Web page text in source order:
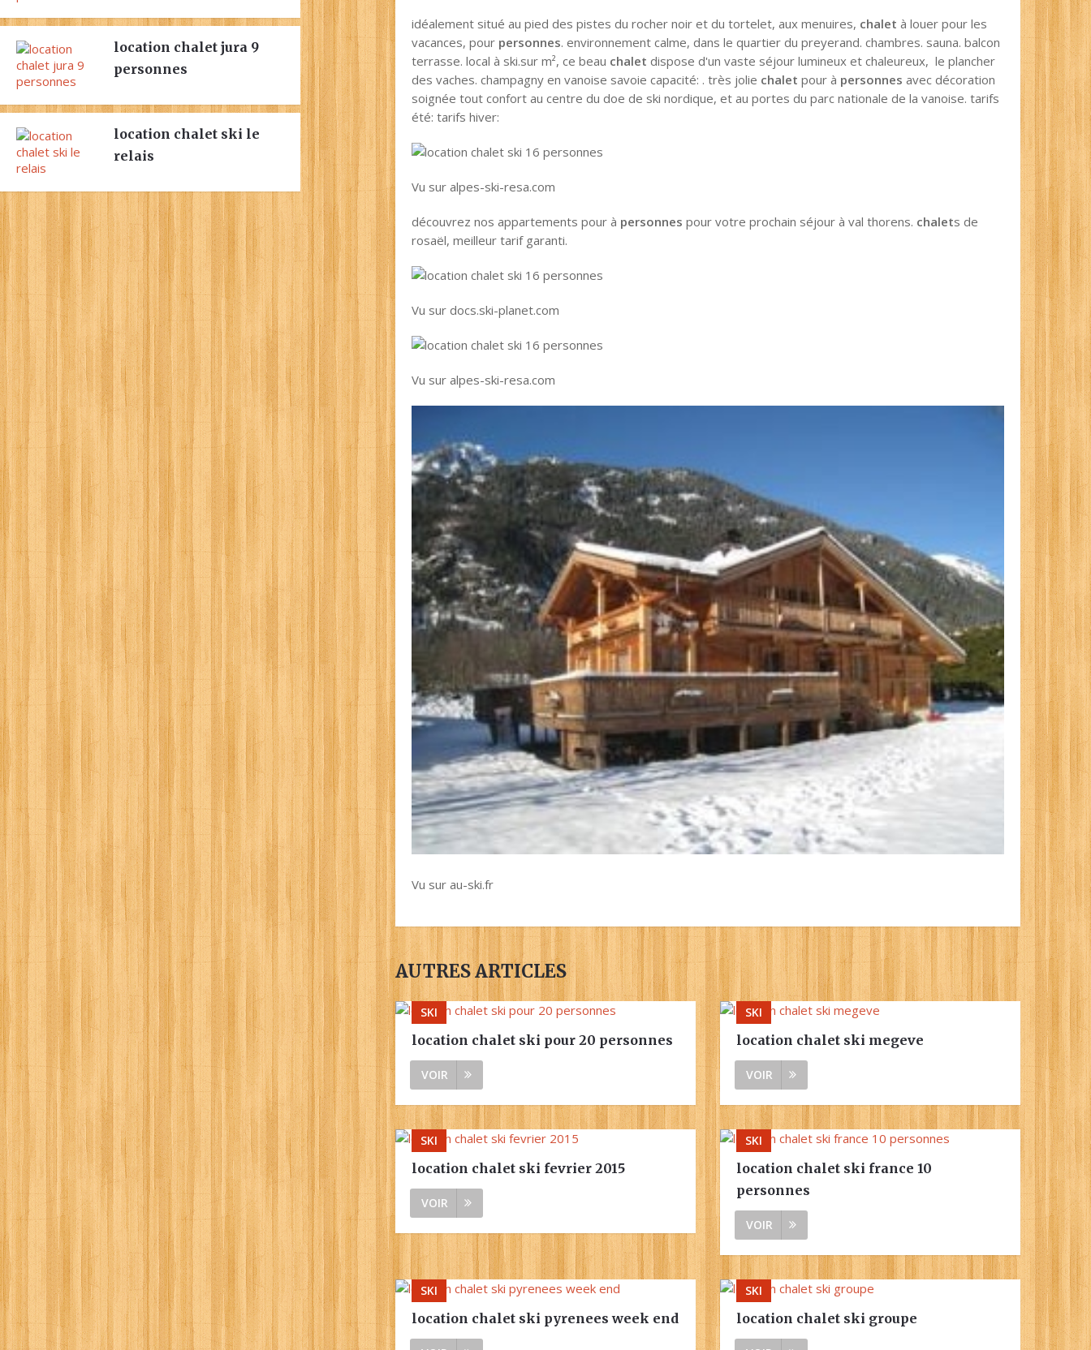
idéalement situé au pied des pistes du rocher noir et du tortelet, aux menuires, chalet à louer pour les
vacances, pour personnes. environnement calme, dans le quartier du preyerand. chambres. sauna. balcon
terrasse. local à ski.sur m², ce beau chalet dispose d'un vaste séjour lumineux et chaleureux, le plancher
des vaches. champagny en vanoise savoie capacité: . très jolie chalet pour à personnes avec décoration
soignée tout confort au centre du doe de ski nordique, et au portes du parc nationale de la vanoise. tarifs
été: tarifs hiver:
Vu sur alpes-ski-resa.com
découvrez nos appartements pour à personnes pour votre prochain séjour à val thorens. chalets de
rosaël, meilleur tarif garanti.
Vu sur docs.ski-planet.com
Vu sur alpes-ski-resa.com
Vu sur au-ski.fr
AUTRES ARTICLES
SKI
location chalet ski pour 20 personnes
VOIR
SKI
location chalet ski megeve
VOIR
SKI
location chalet ski fevrier 2015
VOIR
SKI
location chalet ski france 10
personnes
VOIR
SKI
location chalet ski pyrenees week end
SKI
location chalet ski groupe
location chalet jura 9
personnes
location chalet ski le
relais